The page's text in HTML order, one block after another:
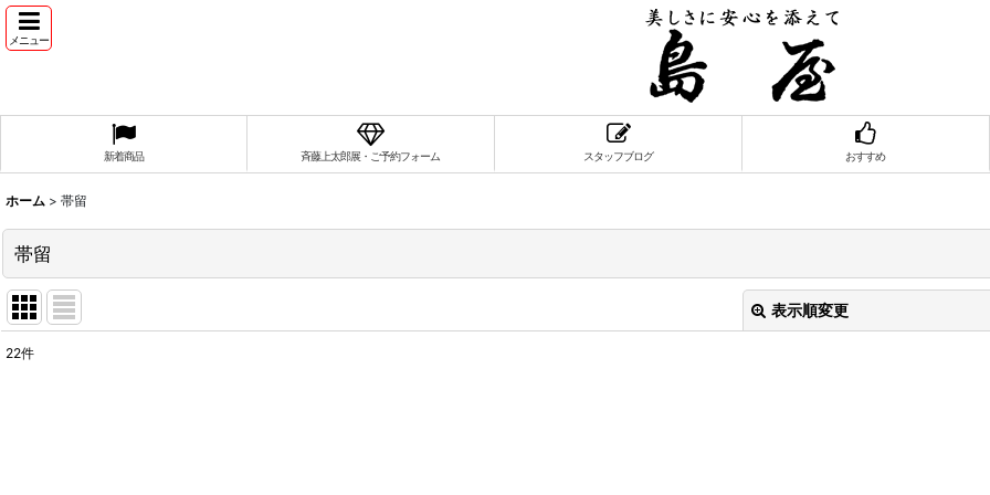
メニュー
新着商品 斉藤上太郎展・ご予約フォーム スタッフブログ おすすめ
ホーム > 帯留
帯留
表示順変更
22件